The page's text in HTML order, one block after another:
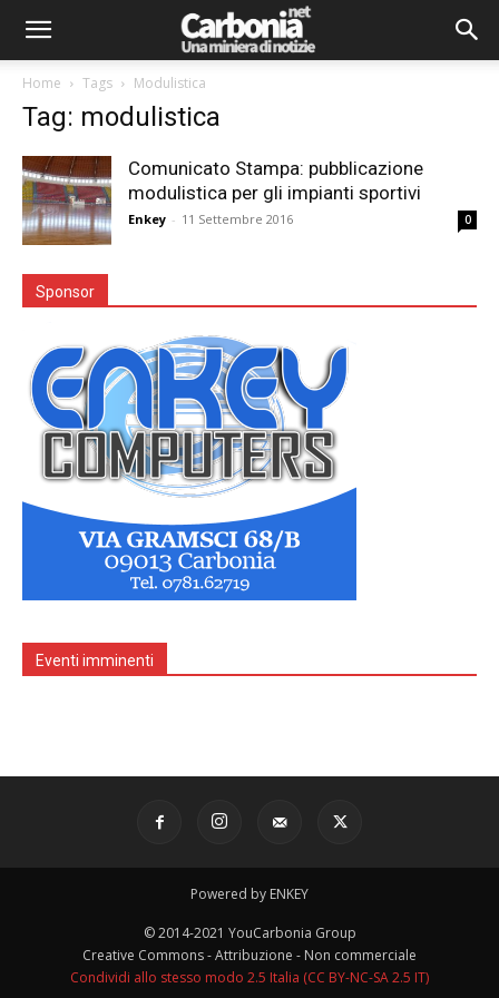
Home Tags Modulistica
Tag: modulistica
Comunicato Stampa: pubblicazione
modulistica per gli impianti sportivi
Enkey - 11 Settembre 2016 0
Sponsor
Eventi imminenti
Powered by ENKEY
© 2014-2021 YouCarbonia Group
Creative Commons - Attribuzione - Non commerciale
Condividi allo stesso modo 2.5 Italia (CC BY-NC-SA 2.5 IT)